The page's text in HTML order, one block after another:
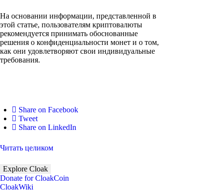
На основании информации, представленной в
этой статье, пользователям криптовалюты
рекомендуется принимать обоснованные
решения о конфиденциальности монет и о том,
как они удовлетворяют свои индивидуальные
требования.
Share on Facebook
Tweet
Share on LinkedIn
Читать целиком
Explore Cloak
Donate for CloakCoin
CloakWiki